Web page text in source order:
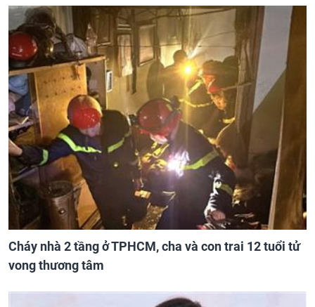
Cháy nhà 2 tầng ở TPHCM, cha và con trai 12 tuổi tử
vong thương tâm